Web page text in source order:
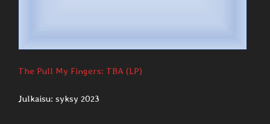
The Pull My Fingers: TBA (LP)
Julkaisu: syksy 2023